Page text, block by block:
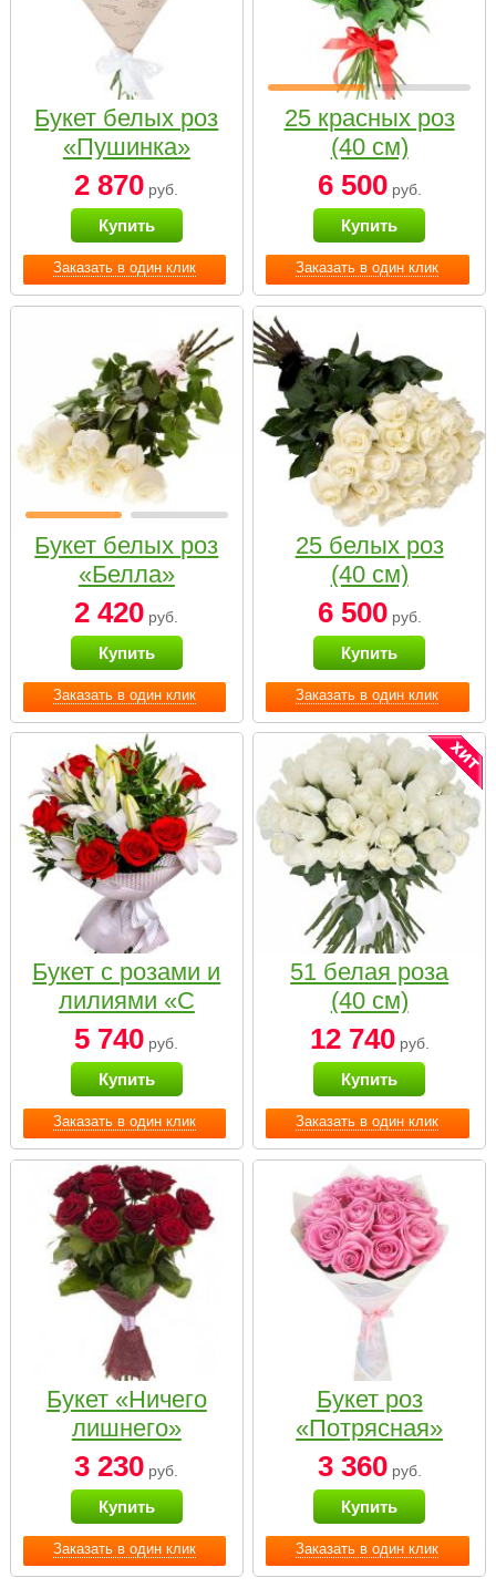
Заказать в один клик
Букет белых роз
«Пушинка»
2 870 руб.
Купить
Заказать в один клик
25 красных роз
(40 см)
6 500руб.
Купить
Заказать в один клик
Букет белых роз
«Белла»
2 420 руб.
Купить
Заказать в один клик
25 белых роз
(40 см)
6 500руб.
Купить
Заказать в один клик
Букет с розами и
лилиями «С
наилучшими
пожеланиями»
5 740 руб.
Купить
Заказать в один клик
51 белая роза
(40 см)
12 740руб.
Купить
Заказать в один клик
Букет «Ничего
лишнего»
3 230 руб.
Купить
Заказать в один клик
Букет роз
«Потрясная»
3 360руб.
Купить